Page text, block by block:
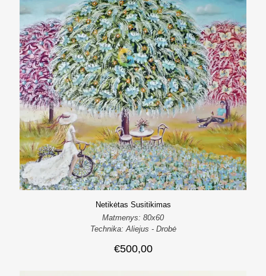
Netikėtas Susitikimas
Matmenys: 80x60
Technika: Aliejus - Drobė
€500,00